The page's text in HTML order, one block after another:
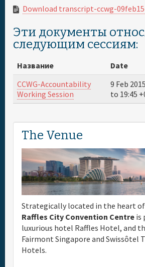
Download transcript-ccwg-
Эти документы
следующим сессиям:
Название Date
CCWG-Accountability
Working Session
9 Feb
to 19:45
The Venue
Strategically located in the heart
Raffles City Convention Centre is
luxurious hotel Raffles Hotel, and
Fairmont Singapore and Swissôtel
Hotels.